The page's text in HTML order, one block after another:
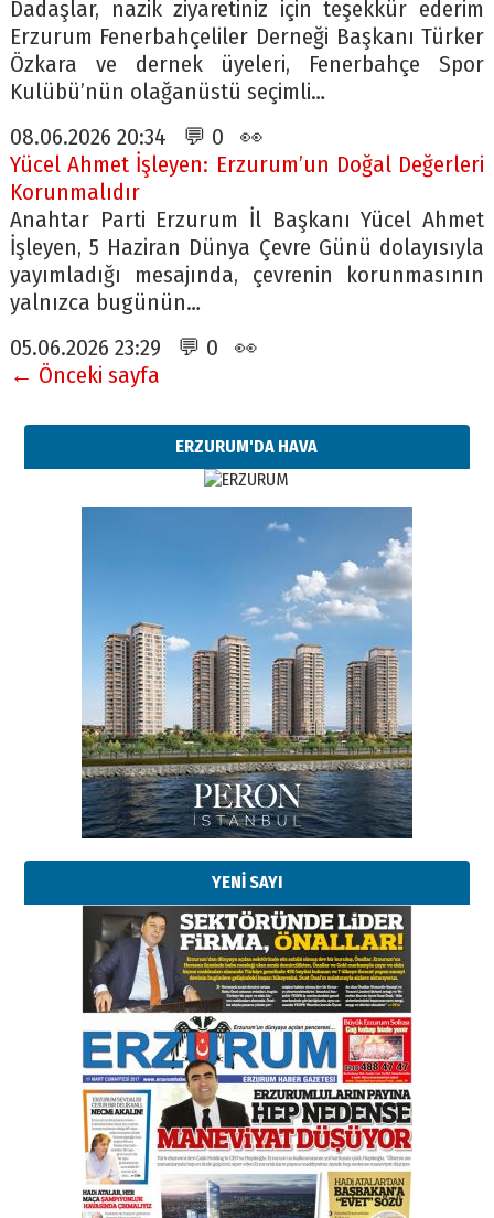
Dadaşlar, nazik ziyaretiniz için teşekkür ederim
Erzurum Fenerbahçeliler Derneği Başkanı Türker
Özkara ve dernek üyeleri, Fenerbahçe Spor
Kulübü’nün olağanüstü seçimli…
08.06.2026 20:34 💬 0 👀
Yücel Ahmet İşleyen: Erzurum’un Doğal Değerleri
Korunmalıdır
Anahtar Parti Erzurum İl Başkanı Yücel Ahmet
İşleyen, 5 Haziran Dünya Çevre Günü dolayısıyla
yayımladığı mesajında, çevrenin korunmasının
yalnızca bugünün…
05.06.2026 23:29 💬 0 👀
← Önceki sayfa
ERZURUM'DA HAVA
YENİ SAYI
Esat BİNDESEN
Başkan Sekmen’den Erzurum’a
bir vizyon proje daha!
02 Ağustos 2026 Pazar
Kadir SABUNCUOĞLU
Erzurumspor’un köşe taşları
29 Haziran 2026 Pazartesi
Kenan GÜLERCİ
Murat Şahsuvaroğlu ERKON’da
çıtayı yukarı taşırken,
yönetimdekiler aşağı
çekmemeli!
17 Şubat 2026 SalıOrhan BOZKURT
Bir fotoğraf, bir şehir, bir
gazeteci… Dizginler kimin
elinde?
31 Mart 2026 Salı
A. Berhan Yılmaz
BİR BÖLÜM DEĞİL, BİR ÖMÜR
SEÇİYORSUNUZ… “NEDEN
ATATÜRK ÜNİVERSİTESİ?”
28 Temmuz 2026 Salı
Ahmet Gökhan YAZICI